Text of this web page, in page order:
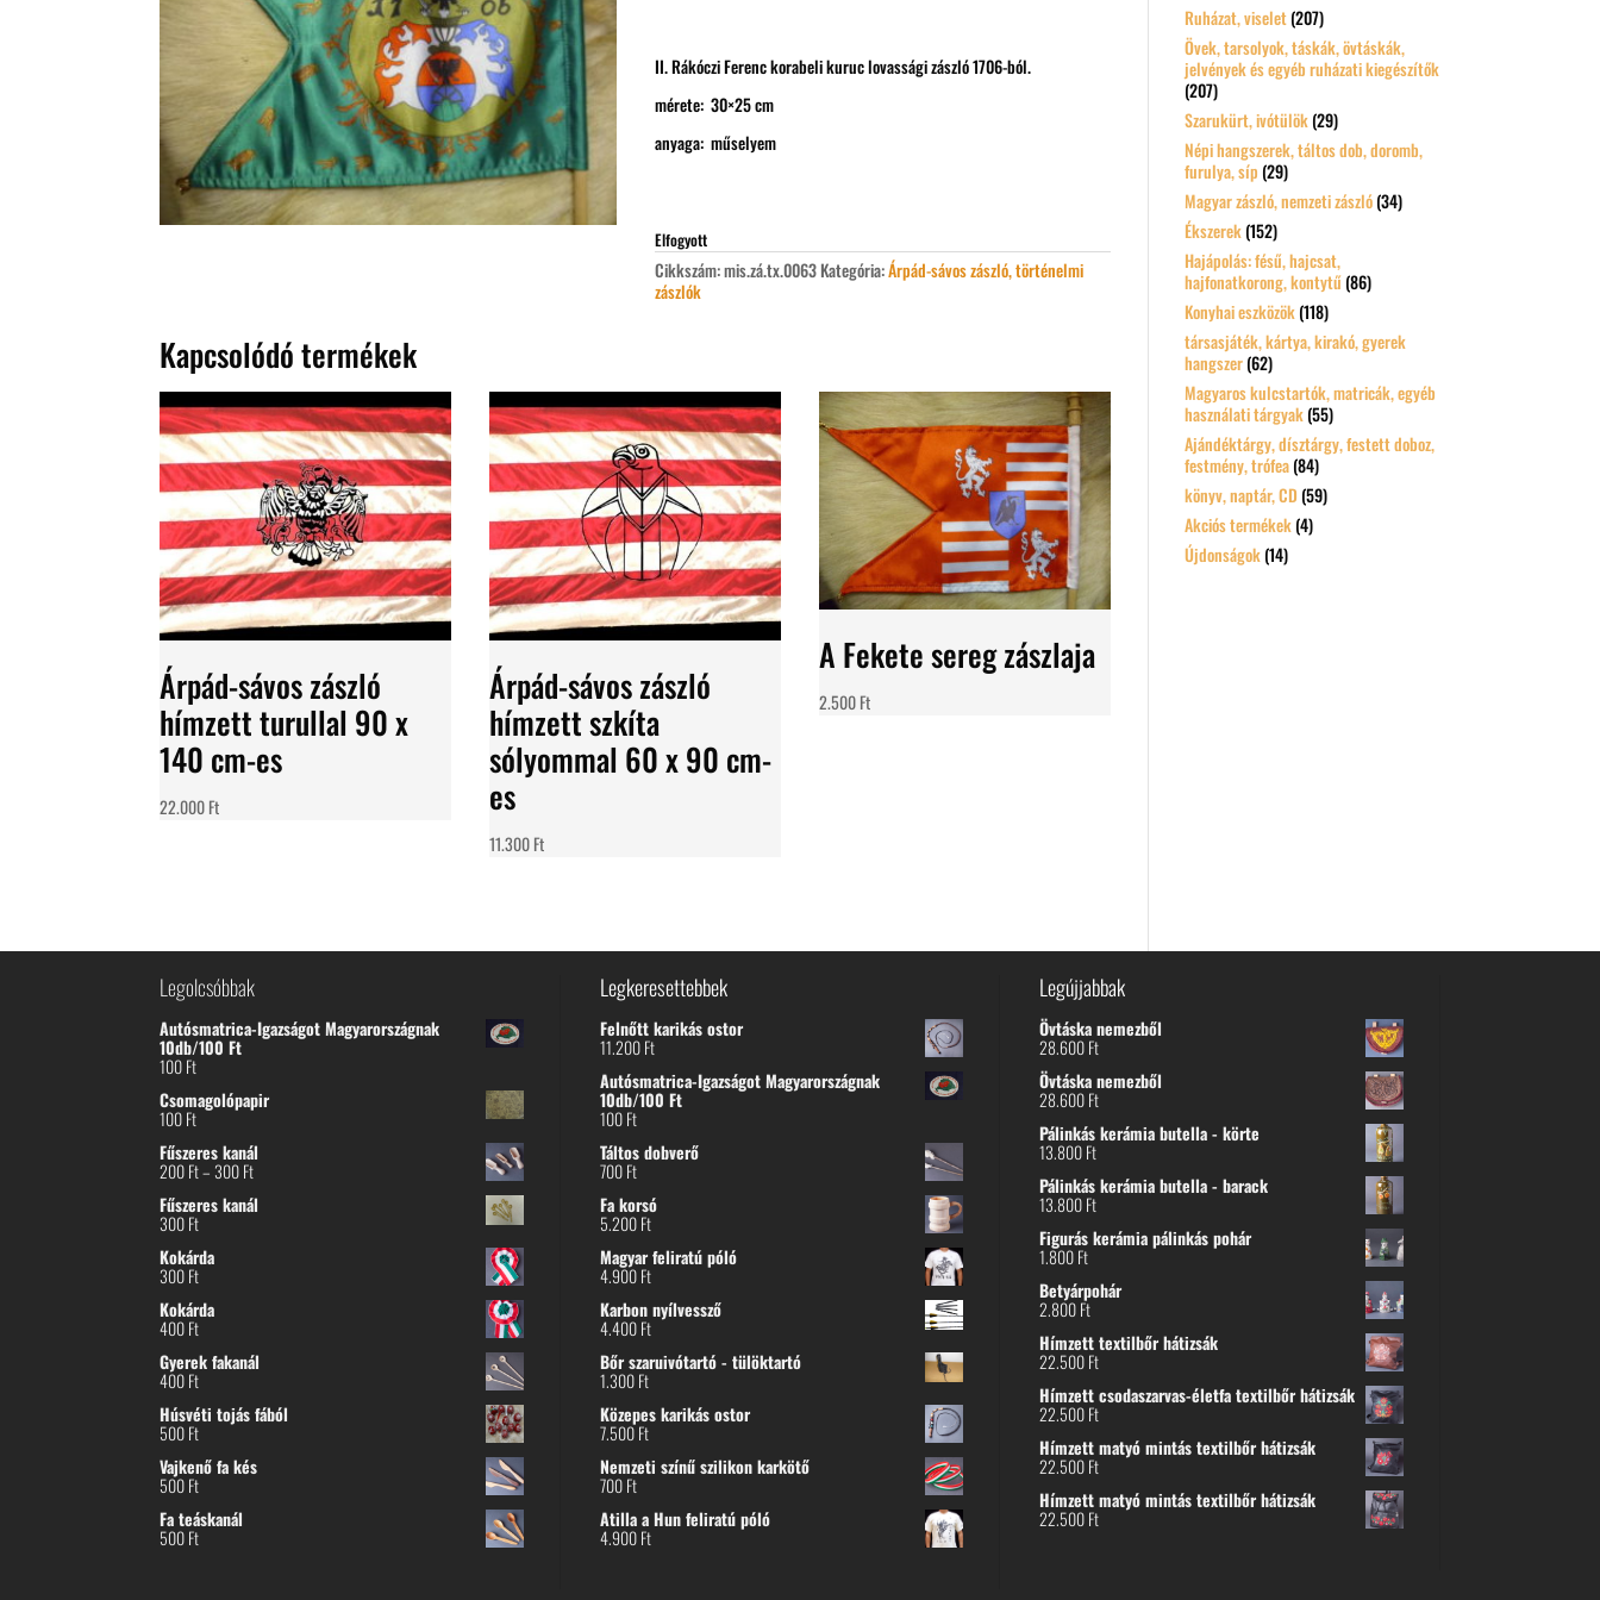
II. Rákóczi Ferenc korabeli kuruc lovassági zászló 1706-ból.
mérete: 30×25 cm
anyaga: műselyem
Elfogyott
Cikkszám:mis.zá.tx.0063 Kategória:Árpád-sávos zászló, történelmi
zászlók
Kapcsolódó termékek
Árpád-sávos zászló
hímzett turullal 90 x
140 cm-es
22.000Ft
Árpád-sávos zászló
hímzett szkíta
sólyommal 60 x 90 cm-
es
11.300Ft
A Fekete sereg zászlaja
2.500Ft
Ruházat, viselet(207)
Övek, tarsolyok, táskák, övtáskák,
jelvények és egyéb ruházati kiegészítők
(207)
Szarukürt, ivótülök(29)
Népi hangszerek, táltos dob, doromb,
furulya, síp (29)
Magyar zászló, nemzeti zászló(34)
Ékszerek(152)
Hajápolás: fésű, hajcsat,
hajfonatkorong, kontytű(86)
Konyhai eszközök(118)
társasjáték, kártya, kirakó, gyerek
hangszer(62)
Magyaros kulcstartók, matricák, egyéb
használati tárgyak(55)
Ajándéktárgy, dísztárgy, festett doboz,
festmény, trófea(84)
könyv, naptár, CD (59)
Akciós termékek(4)
Újdonságok(14)
Legolcsóbbak
Autósmatrica-Igazságot Magyarországnak
10db/100 Ft
100Ft
Csomagolópapir
100Ft
Fűszeres kanál
200Ft– 300FtÁrtartomány:
-
Fűszeres kanál
300Ft
Kokárda
300Ft
Kokárda
400Ft
Gyerek fakanál
400Ft
Húsvéti tojás fából
500Ft
Vajkenő fa kés
500Ft
Fa teáskanál
500Ft
Legkeresettebbek
Felnőtt karikás ostor
11.200Ft
Autósmatrica-Igazságot Magyarországnak
10db/100 Ft
100Ft
Táltos dobverő
700Ft
Fa korsó
5.200Ft
Magyar feliratú póló
4.900Ft
Karbon nyílvessző
4.400Ft
Bőr szaruivótartó - tülöktartó
1.300Ft
Közepes karikás ostor
7.500Ft
Nemzeti színű szilikon karkötő
700Ft
Atilla a Hun feliratú póló
4.900Ft
Legújjabbak
Övtáska nemezből
28.600Ft
Övtáska nemezből
28.600Ft
Pálinkás kerámia butella - körte
13.800Ft
Pálinkás kerámia butella - barack
13.800Ft
Figurás kerámia pálinkás pohár
1.800Ft
Betyárpohár
2.800Ft
Hímzett textilbőr hátizsák
22.500Ft
Hímzett csodaszarvas-életfa textilbőr hátizsák
22.500Ft
Hímzett matyó mintás textilbőr hátizsák
22.500Ft
Hímzett matyó mintás textilbőr hátizsák
22.500Ft